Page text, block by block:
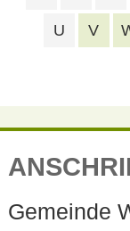
U V
Gemeinde